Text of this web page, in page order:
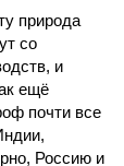
природа
со
и
ещё
почти все
Россию и